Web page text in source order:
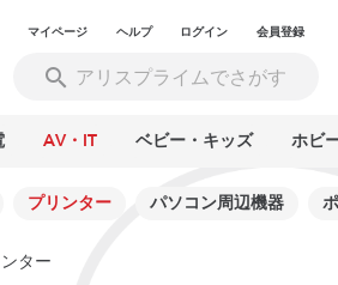
マイページ ヘルプ ログイン 会員登録
AV・IT ベビー・キッズ ホビ
プリンター パソコン周辺機器
ター